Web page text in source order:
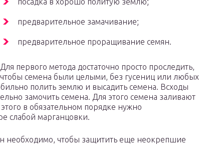
предварительное замачивание;
предварительное проращивание семян.
Для первого метода достаточно просто проследить,
чтобы семена были целыми, без гусениц или любых
полить землю и высадить семена. Всходы
замочить семена. Для этого семена заливают
в обязательном порядке нужно
слабой марганцовки.
необходимо, чтобы защитить еще неокрепшие